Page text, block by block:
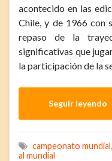
acontecido en las
Chile, y de 1966 con
repaso de la
significativas que
la participación de la
Seguir leyendo
campeonato mundial,
al mundial